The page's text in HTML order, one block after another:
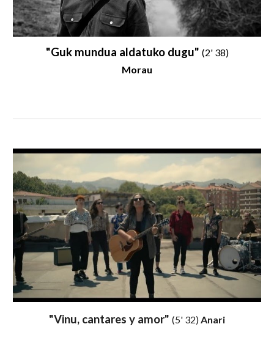
"Guk mundua aldatuko dugu" (2' 38)
Morau
"Vinu, cantares y amor" (5' 32)Anari